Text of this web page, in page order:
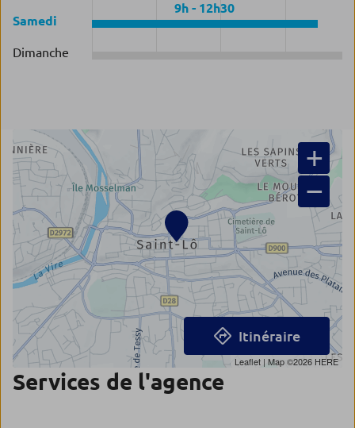
Samedi
9h - 12h30
Dimanche
+
−
Leaflet | Map ©2026 HERE
Itinéraire
Services de l'agence